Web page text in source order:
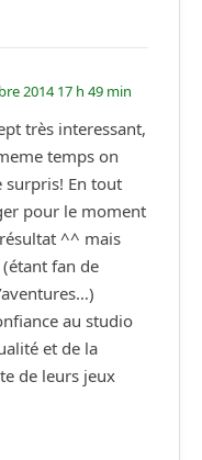
2014 17 h 49 min
très interessant,
temps on
En tout
pour le moment
^^ mais
fan de
au studio
et de la
de leurs jeux